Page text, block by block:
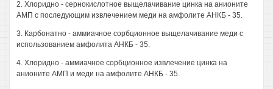
2. Хлоридно - сернокислотное выщелачивание цинка на анионите
АМП с последующим извлечением меди на амфолите АНКБ - 35.
3. Карбонатно - аммиачное сорбционное выщелачивание меди с
использованием амфолита АНКБ - 35.
4. Хлоридно - аммиачное сорбционное извлечение цинка на
анионите АМП и меди на амфолите АНКБ - 35.